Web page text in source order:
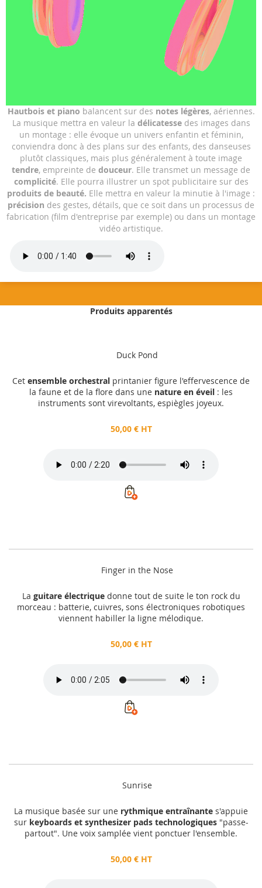
Skip
to
the
beginning
of
the
images
gallery
Hautbois et piano balancent sur des notes légères, aériennes.
La musique mettra en valeur la délicatessedes images dans
un montage : elle évoque un univers enfantin et féminin,
conviendra donc à des plans sur des enfants, des danseuses
plutôt classiques, mais plus généralement à toute image
tendre, empreinte de douceur. Elle transmet un message de
complicité. Elle pourra illustrer un spot publicitaire sur des
produits de beauté. Elle mettra en valeur la minutie à l'image :
précision des gestes, détails, que ce soit dans un processus de
fabrication (film d'entreprise par exemple) ou dans un montage
vidéo artistique.
Produits apparentés
Duck Pond
Cet ensemble orchestral printanier figure l'effervescence de
la faune et de la flore dans une nature en éveil : les
instruments sont virevoltants, espiègles joyeux.
50,00 € HT
Finger in the Nose
La guitare électriquedonne tout de suite le ton rock du
morceau : batterie, cuivres, sons électroniques robotiques
viennent habiller la ligne mélodique.
50,00 € HT
Sunrise
La musique basée sur une rythmique entraînante s'appuie
sur keyboards et synthesizer pads technologiques"passe-
partout". Une voix samplée vient ponctuer l'ensemble.
50,00 € HT